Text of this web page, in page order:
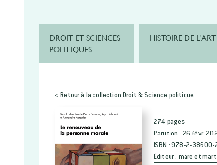
DROIT ET SCIENCES
POLITIQUES
HISTOIRE DE L'ART
< Retour à la collection Droit & Science politique
274 pages
Parution : 26 févr.
ISBN : 978-2-38600-
Éditeur : mare et